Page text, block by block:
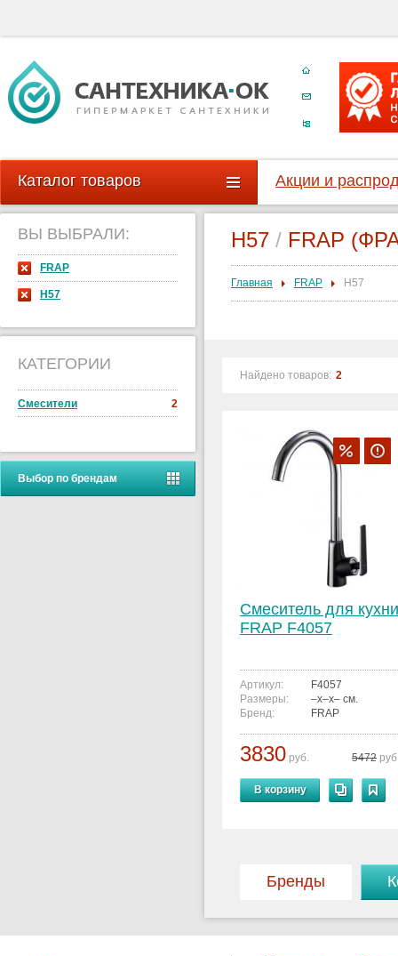
Каталог товаров Акции и
ВЫ ВЫБРАЛИ:
FRAP
H57
КАТЕГОРИИ
2
Смесители
Выбор по брендам
H57 / FRAP
Главная FRAP H57
Найдено товаров: 2
Смеситель для кухни
FRAP F4057
Артикул:
F4057
Размеры:
–x–x– см.
Бренд:
FRAP
3830 руб. 5472
В корзину
Бренды